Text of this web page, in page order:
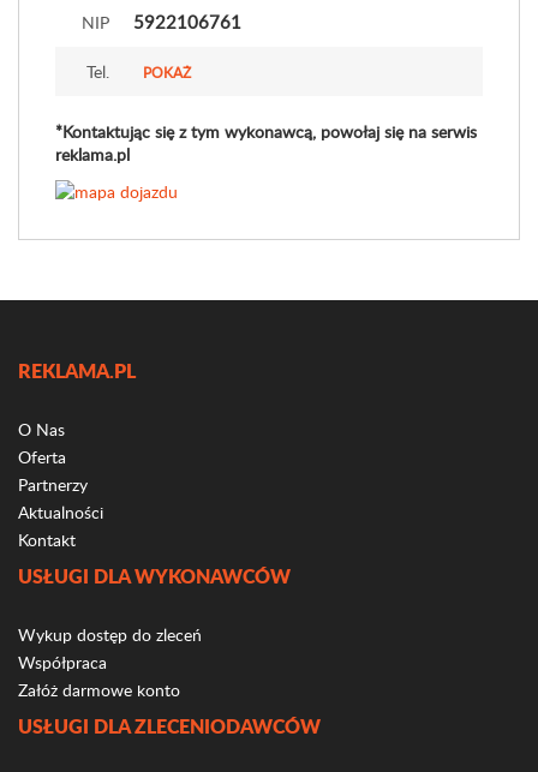
NIP 5922106761
Tel. POKAŻ
*Kontaktując się z tym wykonawcą, powołaj się na serwis
reklama.pl
REKLAMA.PL
O Nas
Oferta
Partnerzy
Aktualności
Kontakt
USŁUGI DLA WYKONAWCÓW
Wykup dostęp do zleceń
Współpraca
Załóż darmowe konto
USŁUGI DLA ZLECENIODAWCÓW